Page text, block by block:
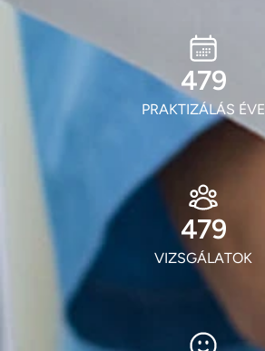
580
PRAKTIZÁLÁS ÉVE
580
VIZSGÁLATOK